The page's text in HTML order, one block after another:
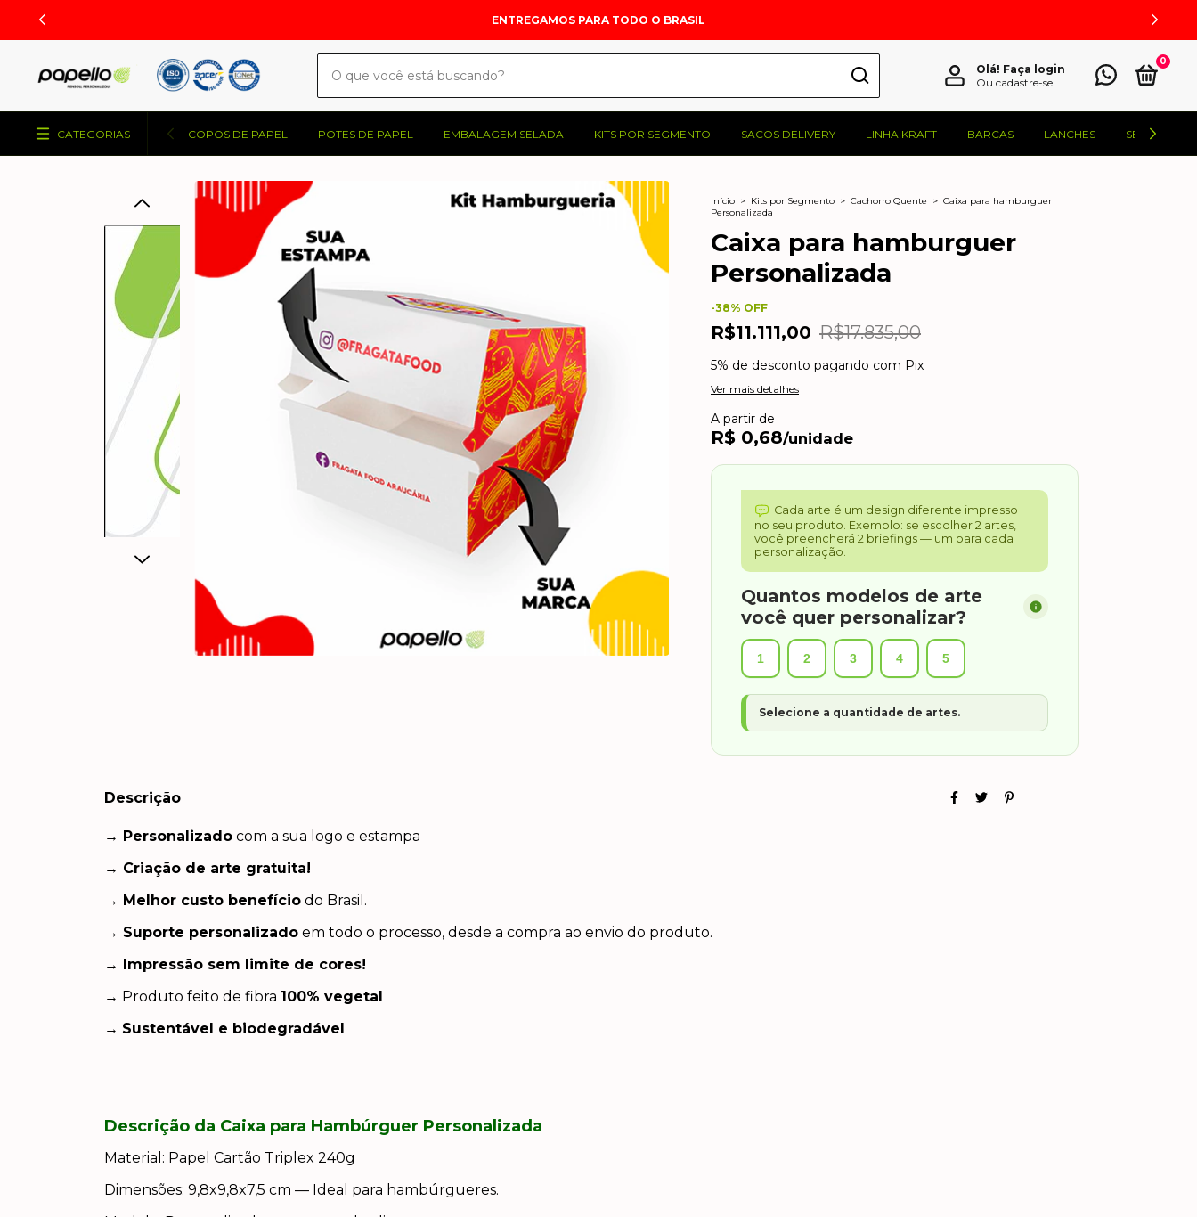
ENTREGAMOS PARA TODO O BRASIL
Olá! Faça login
Ou cadastre-se
0
CATEGORIAS COPOS DE PAPEL POTES DE PAPEL EMBALAGEM SELADA KITS POR SEGMENTO SACOS DELIVERY LINHA KRAFT BARCAS LANCHES SELADORAS
Início > Kits por Segmento > Cachorro Quente > Caixa para hamburguer
Personalizada
Caixa para hamburguer
Personalizada
-38% OFF
R$11.111,00 R$17.835,00
5% de desconto pagando com Pix
Ver mais detalhes
A partir de
R$ 0,68/unidade
Cada arte é um design diferente impresso
no seu produto. Exemplo: se escolher 2 artes,
você preencherá 2 briefings — um para cada
personalização.
Quantos modelos de arte
você quer personalizar?
1 2 3 4 5
Selecione a quantidade de artes.
Descrição
→ Personalizado com a sua logo e estampa
→ Criação de arte gratuita!
→ Melhor custo benefício do Brasil.
→ Suporte personalizado em todo o processo, desde a compra ao envio do produto.
→ Impressão sem limite de cores!
→ Produto feito de fibra 100% vegetal
→ Sustentável e biodegradável
Descrição da Caixa para Hambúrguer Personalizada
Material: Papel Cartão Triplex 240g
Dimensões: 9,8x9,8x7,5 cm — Ideal para hambúrgueres.